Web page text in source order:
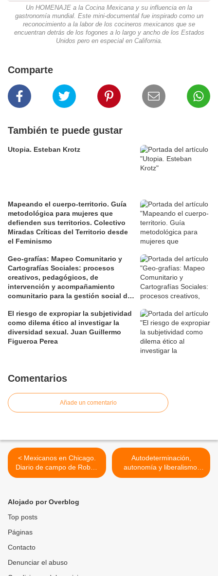
Un HOMENAJE a la Cocina Mexicana y su influencia en la
gastronomía mundial. Este mini-documental fue inspirado como un
reconocimiento a la labor de los cocineros mexicanos que se
encuentran detrás de los fogones a lo largo y ancho de los Estados
Unidos pero en especial en California.
Comparte
También te puede gustar
Utopia. Esteban Krotz
Mapeando el cuerpo-territorio. Guía
metodológica para mujeres que
defienden sus territorios. Colectivo
Miradas Críticas del Territorio desde
el Feminismo
Geo-grafías: Mapeo Comunitario y
Cartografías Sociales: procesos
creativos, pedagógicos, de
intervención y acompañamiento
comunitario para la gestión social de
El riesgo de expropiar la subjetividad
como dilema ético al investigar la
diversidad sexual. Juan Guillermo
Figueroa Perea
Comentarios
Añade un comentario
< Mexicanos en Chicago.
Diario de campo de Robert
Redfield
Autodeterminación,
autonomía y liberalismo,
Héctor Díaz Polanco. >
Alojado por Overblog
Top posts
Páginas
Contacto
Denunciar el abuso